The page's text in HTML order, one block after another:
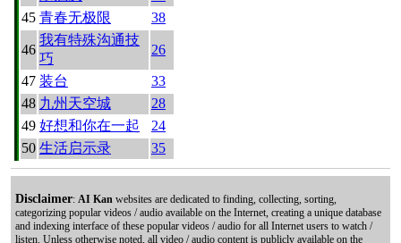
45 青春无极限 38
46
我有特殊沟通技
巧
26
47 装台
33
48 九州天空城
28
49 好想和你在一起
24
50 生活启示录 35
Disclaimer: AI Kan websites are dedicated to finding, collecting, sorting,
categorizing popular videos / audio available on the Internet, creating a unique database
and indexing interface of these popular videos / audio for all Internet users to watch /
listen. Unless otherwise noted, all video / audio content is publicly available on the